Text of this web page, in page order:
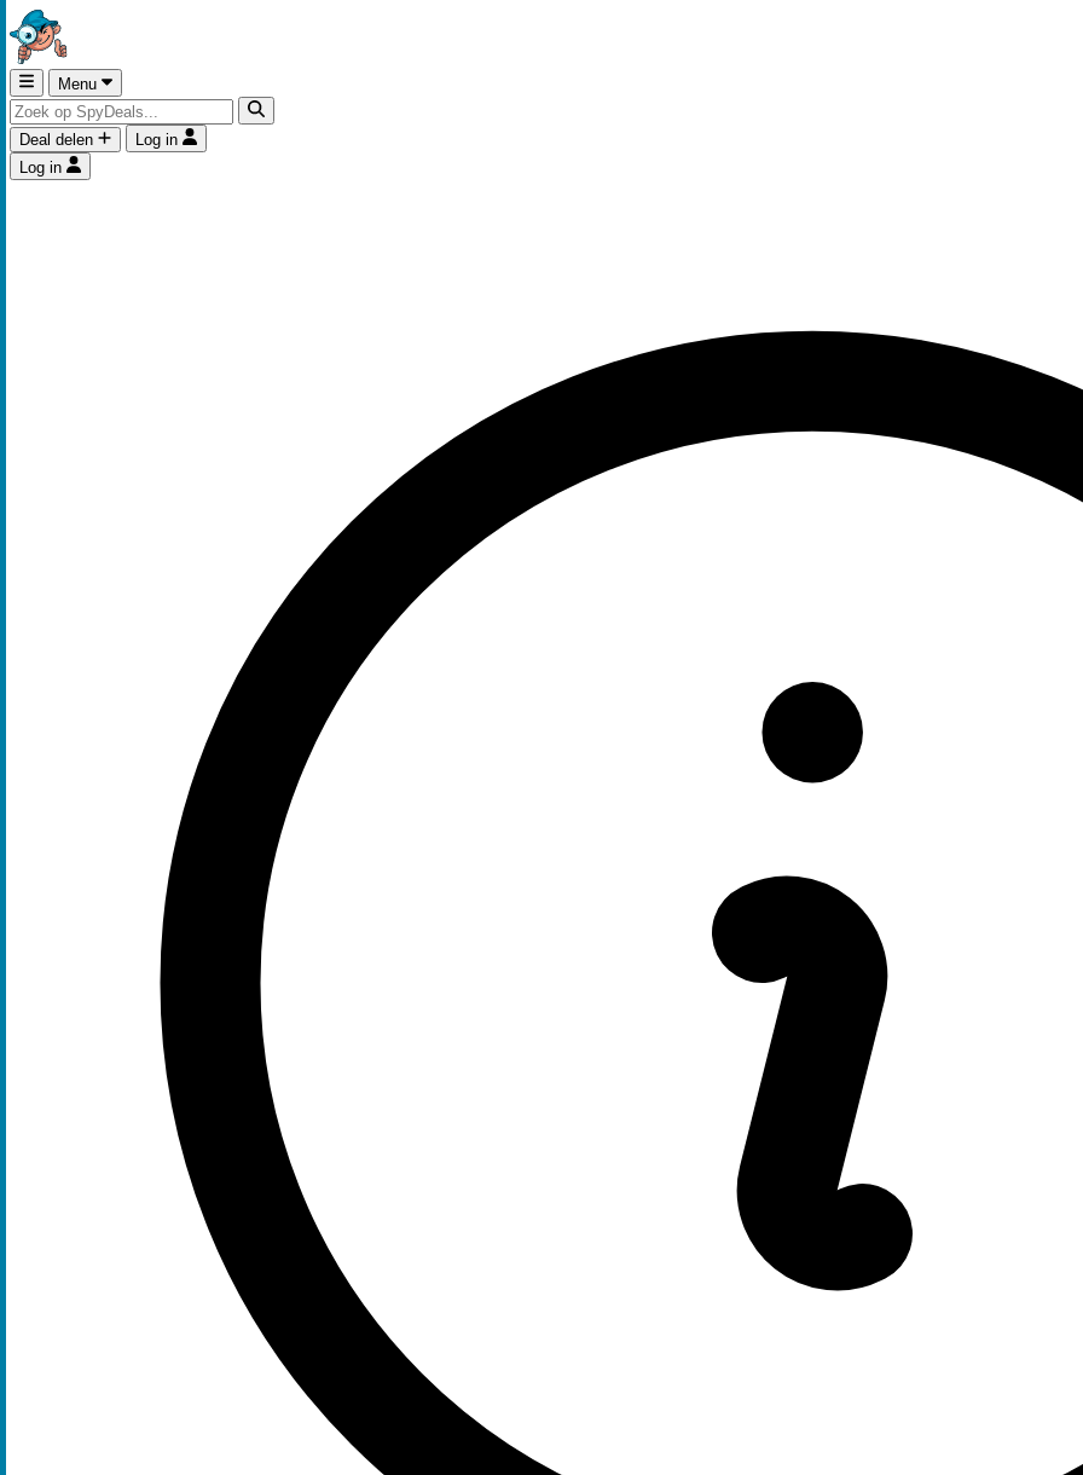
Menu
Deal delen
Log in
Log in